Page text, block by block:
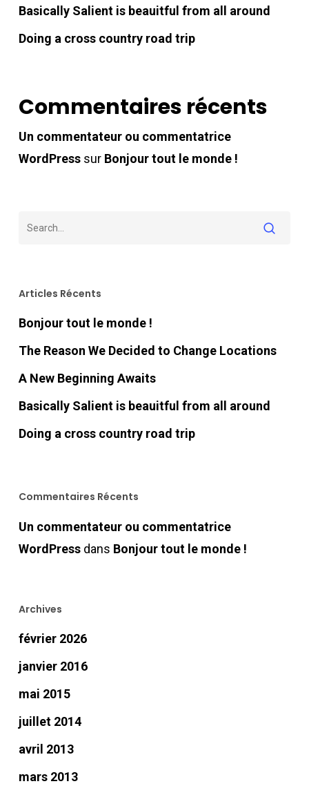
Basically Salient is beauitful from all around
Doing a cross country road trip
Commentaires récents
Un commentateur ou commentatrice
WordPresssur Bonjour tout le monde !
Articles Récents
Bonjour tout le monde !
The Reason We Decided to Change Locations
A New Beginning Awaits
Basically Salient is beauitful from all around
Doing a cross country road trip
Commentaires Récents
Un commentateur ou commentatrice
WordPressdans Bonjour tout le monde !
Archives
février 2026
janvier 2016
mai 2015
juillet 2014
avril 2013
mars 2013